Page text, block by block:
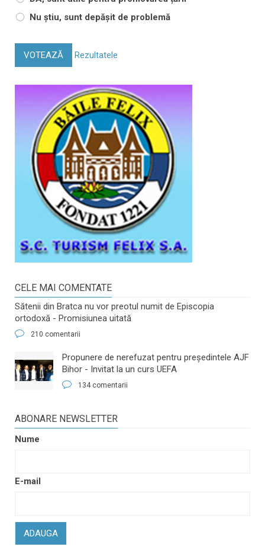
Nu știu, sunt depășit de problemă
VOTEAZĂ Rezultatele
CELE MAI COMENTATE
Sătenii din Bratca nu vor preotul numit de Episcopia
ortodoxă - Promisiunea uitată
210 comentarii
​Propunere de nerefuzat pentru preşedintele AJF
Bihor - Invitat la un curs UEFA
134 comentarii
ABONARE NEWSLETTER
Nume
E-mail
ADAUGA